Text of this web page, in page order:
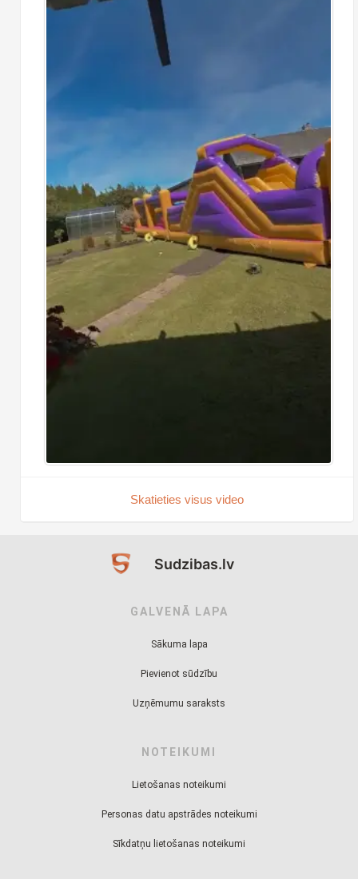
Skatieties visus video
Sudzibas.lv
GALVENĀ LAPA
Sākuma lapa
Pievienot sūdzību
Uzņēmumu saraksts
NOTEIKUMI
Lietošanas noteikumi
Personas datu apstrādes noteikumi
Sīkdatņu lietošanas noteikumi